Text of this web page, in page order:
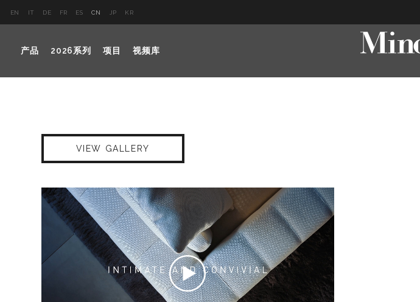
EN IT DE FR ES CN JP KR
产品 2026系列 项目 视频库
VIEW GALLERY